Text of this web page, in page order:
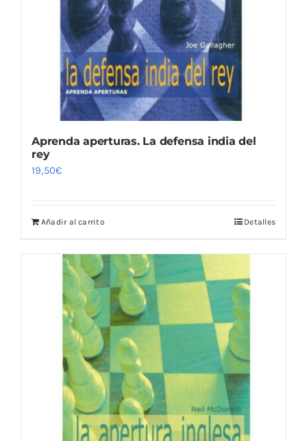
Aprenda aperturas. La defensa india del
rey
19,50€
Añadir al carrito Detalles